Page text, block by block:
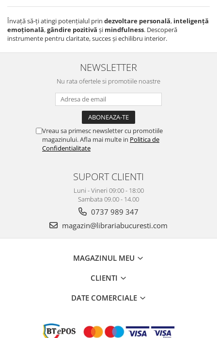
Învață să-ți atingi potențialul prin dezvoltare personală, inteligență
emoțională,gândire pozitivă și mindfulness. Descoperă
instrumente pentru claritate, succes și echilibru interior.
NEWSLETTER
Nu rata ofertele si promotiile noastre
Vreau sa primesc newsletter cu promotiile
magazinului. Afla mai multe in Politica de
Confidentialitate
SUPORT CLIENTI
Luni - Vineri 09:00 - 18:00
Sambata 09.00 - 14.00
0737 989 347
magazin@librariabucuresti.com
MAGAZINUL MEU
CLIENTI
DATE COMERCIALE